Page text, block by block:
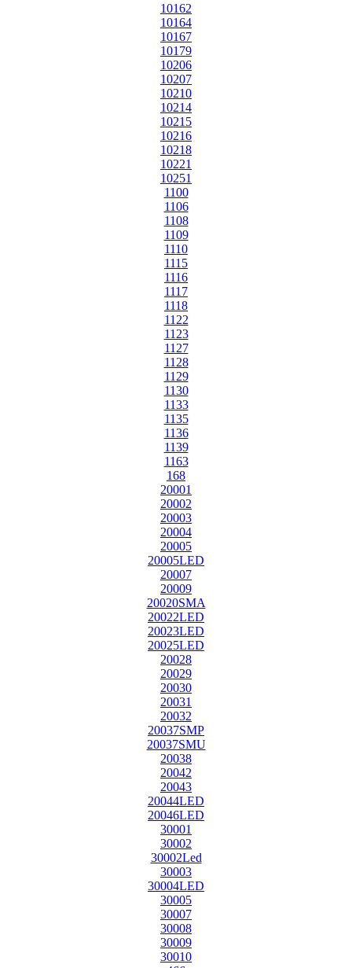
10162
10164
10167
10179
10206
10207
10210
10214
10215
10216
10218
10221
10251
1100
1106
1108
1109
1110
1115
1116
1117
1118
1122
1123
1127
1128
1129
1130
1133
1135
1136
1139
1163
168
20001
20002
20003
20004
20005
20005LED
20007
20009
20020SMA
20022LED
20023LED
20025LED
20028
20029
20030
20031
20032
20037SMP
20037SMU
20038
20042
20043
20044LED
20046LED
30001
30002
30002Led
30003
30004LED
30005
30007
30008
30009
30010